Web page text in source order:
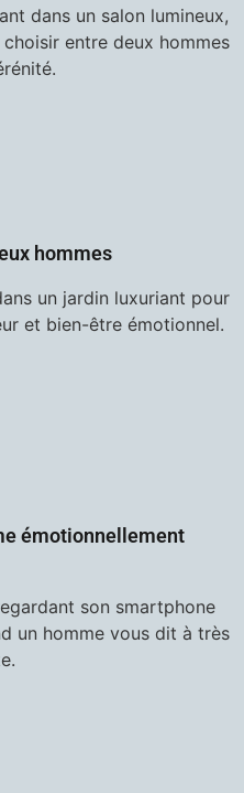
hommes
émotionnellement